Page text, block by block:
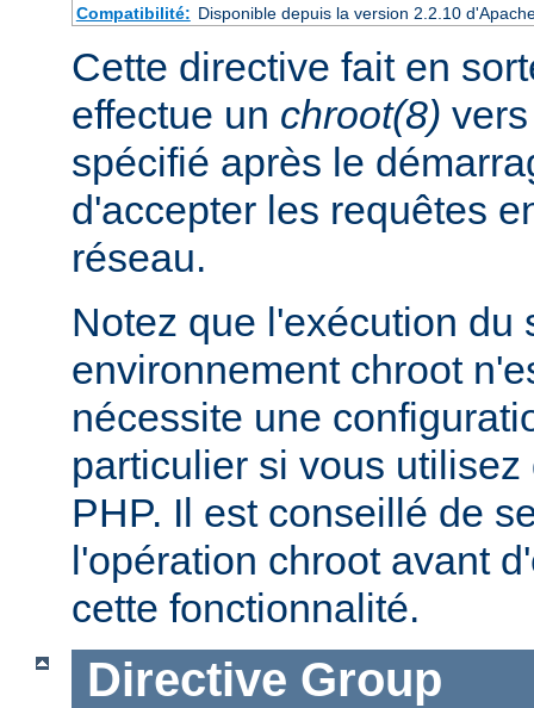
Compatibilité: Disponible depuis la version 2.2.10
Cette directive fait en
effectue un chroot(8)
spécifié après le
d'accepter les requêtes
réseau.
Notez que l'exécution du
environnement chroot
nécessite une
particulier si vous
PHP. Il est conseillé de
l'opération chroot avant
cette fonctionnalité.
Directive Group